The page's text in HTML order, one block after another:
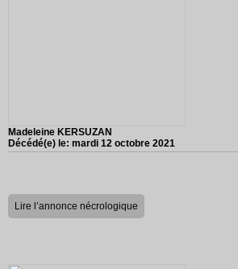
Madeleine KERSUZAN
Décédé(e) le: mardi 12 octobre 2021
Lire l’annonce nécrologique